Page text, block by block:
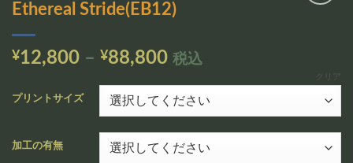
Ethereal Stride(EB12)
¥12,800 – ¥88,800価
帯:
¥12,800
–
¥88,800
税込
プリントサイズ
加工の有無
クリア